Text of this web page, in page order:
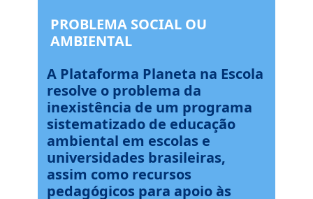
PROBLEMA SOCIAL OU
AMBIENTAL
A Plataforma Planeta na Escola
resolve o problema da
inexistência de um programa
sistematizado de educação
ambiental em escolas e
universidades brasileiras,
assim como recursos
pedagógicos para apoio às